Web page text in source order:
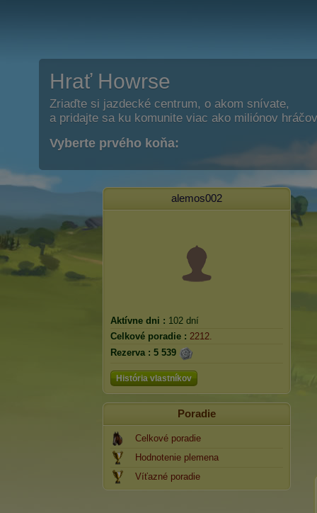
Hrať Howrse
Zriaďte si jazdecké centrum, o akom snívate,
a pridajte sa ku komunite viac ako miliónov
Vyberte prvého koňa:
alemos002
Aktívne dni : 102 dní
Celkové poradie : 2212.
Rezerva : 5 539
História vlastníkov
Poradie
Celkové poradie
Hodnotenie plemena
Víťazné poradie